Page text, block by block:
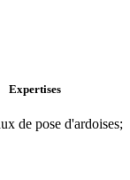
Expertises
de pose d'ardoises;